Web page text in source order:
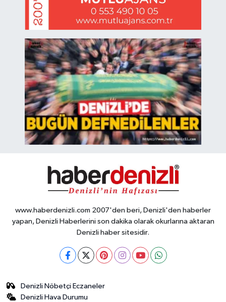
www.haberdenizli.com 2007'den beri, Denizli'den haberler
yapan, Denizli Haberlerini son dakika olarak okurlarına aktaran
Denizli haber sitesidir.
Denizli Nöbetçi Eczaneler
Denizli Hava Durumu